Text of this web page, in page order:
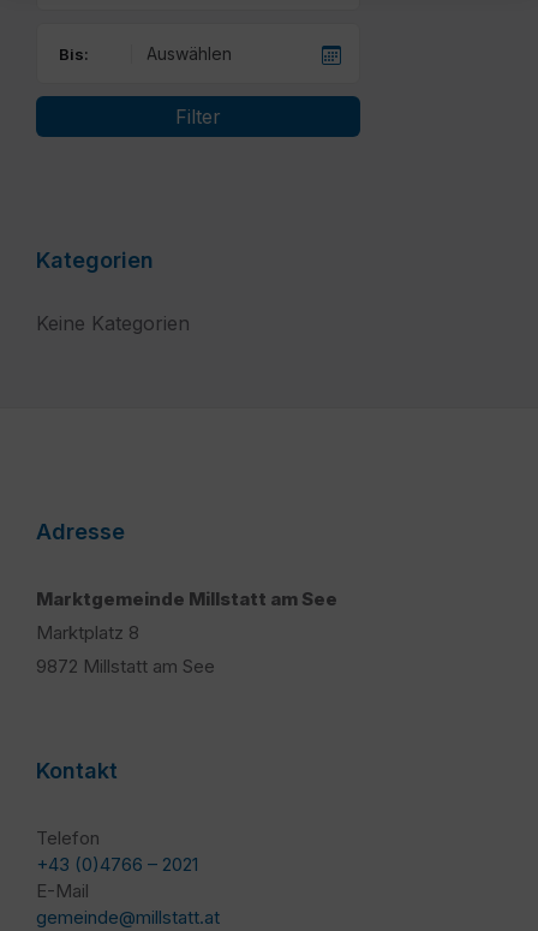
Bis:
Filter
Kategorien
Keine Kategorien
Adresse
Marktgemeinde Millstatt am See
Marktplatz 8
9872 Millstatt am See
Kontakt
Telefon
+43 (0)4766 – 2021
E-Mail
gemeinde@millstatt.at